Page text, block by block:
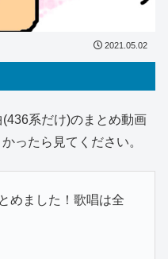
2021.05.02
系だけ)のまとめ動画
ったら見てください。
めました！歌唱は全